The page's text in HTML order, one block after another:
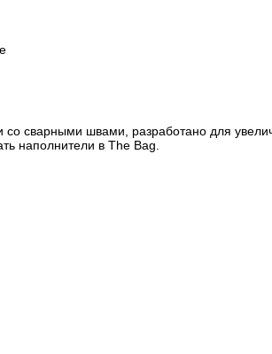
сварными швами, разработано для
наполнители в The Bag.